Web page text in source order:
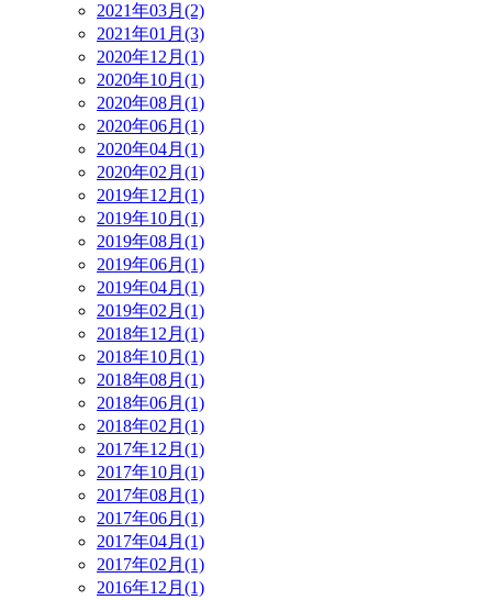
2021年03月(2)
2021年01月(3)
2020年12月(1)
2020年10月(1)
2020年08月(1)
2020年06月(1)
2020年04月(1)
2020年02月(1)
2019年12月(1)
2019年10月(1)
2019年08月(1)
2019年06月(1)
2019年04月(1)
2019年02月(1)
2018年12月(1)
2018年10月(1)
2018年08月(1)
2018年06月(1)
2018年02月(1)
2017年12月(1)
2017年10月(1)
2017年08月(1)
2017年06月(1)
2017年04月(1)
2017年02月(1)
2016年12月(1)